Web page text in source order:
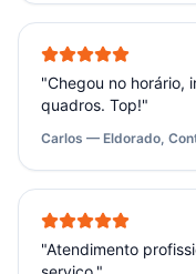
"Chegou no horário,
quadros. Top!"
Carlos — Eldorado,
"Atendimento